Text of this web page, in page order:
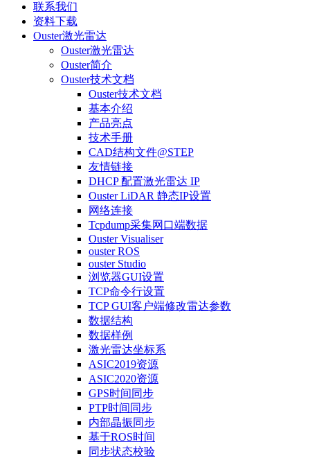
联系我们
资料下载
Ouster激光雷达
Ouster激光雷达
Ouster简介
Ouster技术文档
Ouster技术文档
基本介绍
产品亮点
技术手册
CAD结构文件@STEP
友情链接
DHCP 配置激光雷达 IP
Ouster LiDAR 静态IP设置
网络连接
Tcpdump采集网口端数据
Ouster Visualiser
ouster ROS
ouster Studio
浏览器GUI设置
TCP命令行设置
TCP GUI客户端修改雷达参数
数据结构
数据样例
激光雷达坐标系
ASIC2019资源
ASIC2020资源
GPS时间同步
PTP时间同步
内部晶振同步
基于ROS时间
同步状态校验